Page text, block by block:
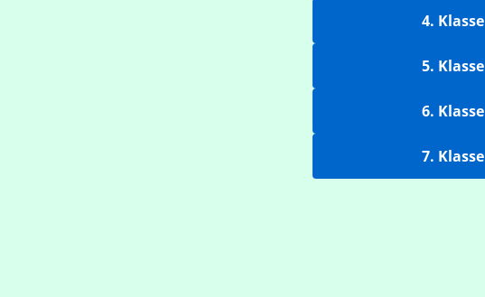
4. Klasse
5. Klasse
6. Klasse
7. Klasse